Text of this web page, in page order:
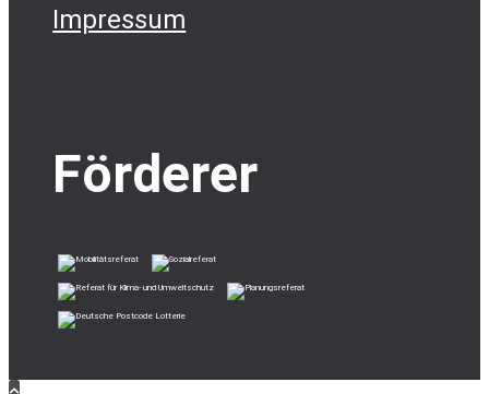
Impressum
Förderer